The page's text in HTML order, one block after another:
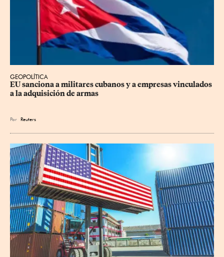
GEOPOLÍTICA
EU sanciona a militares cubanos y a empresas vinculados
a la adquisición de armas
Por Reuters